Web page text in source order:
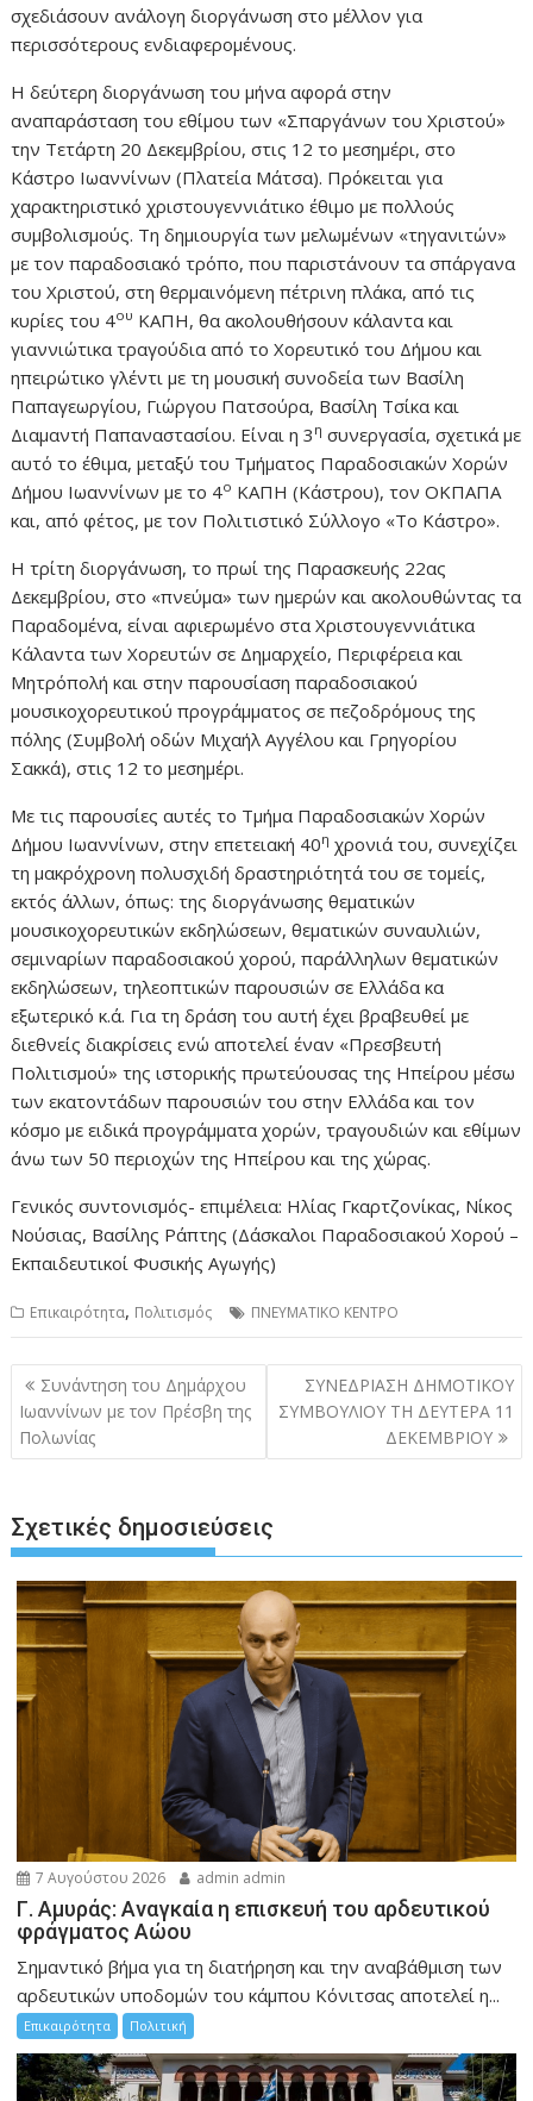
σχεδιάσουν ανάλογη διοργάνωση στο μέλλον για
περισσότερους ενδιαφερομένους.
Η δεύτερη διοργάνωση του μήνα αφορά στην
αναπαράσταση του εθίμου των «Σπαργάνων του Χριστού»
την Τετάρτη 20 Δεκεμβρίου, στις 12 το μεσημέρι, στο
Κάστρο Ιωαννίνων (Πλατεία Μάτσα). Πρόκειται για
χαρακτηριστικό χριστουγεννιάτικο έθιμο με πολλούς
συμβολισμούς. Τη δημιουργία των μελωμένων «τηγανιτών»
με τον παραδοσιακό τρόπο, που παριστάνουν τα σπάργανα
του Χριστού, στη θερμαινόμενη πέτρινη πλάκα, από τις
κυρίες του 4ου ΚΑΠΗ, θα ακολουθήσουν κάλαντα και
γιαννιώτικα τραγούδια από το Χορευτικό του Δήμου και
ηπειρώτικο γλέντι με τη μουσική συνοδεία των Βασίλη
Παπαγεωργίου, Γιώργου Πατσούρα, Βασίλη Τσίκα και
Διαμαντή Παπαναστασίου. Είναι η 3 η συνεργασία, σχετικά με
αυτό το έθιμα, μεταξύ του Τμήματος Παραδοσιακών Χορών
Δήμου Ιωαννίνων με το 4ο ΚΑΠΗ (Κάστρου), τον ΟΚΠΑΠΑ
και, από φέτος, με τον Πολιτιστικό Σύλλογο «Το Κάστρο».
Η τρίτη διοργάνωση, το πρωί της Παρασκευής 22ας
Δεκεμβρίου, στο «πνεύμα» των ημερών και ακολουθώντας τα
Παραδομένα, είναι αφιερωμένο στα Χριστουγεννιάτικα
Κάλαντα των Χορευτών σε Δημαρχείο, Περιφέρεια και
Μητρόπολή και στην παρουσίαση παραδοσιακού
μουσικοχορευτικού προγράμματος σε πεζοδρόμους της
πόλης (Συμβολή οδών Μιχαήλ Αγγέλου και Γρηγορίου
Σακκά), στις 12 το μεσημέρι.
Με τις παρουσίες αυτές το Τμήμα Παραδοσιακών Χορών
Δήμου Ιωαννίνων, στην επετειακή 40η χρονιά του, συνεχίζει
τη μακρόχρονη πολυσχιδή δραστηριότητά του σε τομείς,
εκτός άλλων, όπως: της διοργάνωσης θεματικών
μουσικοχορευτικών εκδηλώσεων, θεματικών συναυλιών,
σεμιναρίων παραδοσιακού χορού, παράλληλων θεματικών
εκδηλώσεων, τηλεοπτικών παρουσιών σε Ελλάδα κα
εξωτερικό κ.ά. Για τη δράση του αυτή έχει βραβευθεί με
διεθνείς διακρίσεις ενώ αποτελεί έναν «Πρεσβευτή
Πολιτισμού» της ιστορικής πρωτεύουσας της Ηπείρου μέσω
των εκατοντάδων παρουσιών του στην Ελλάδα και τον
κόσμο με ειδικά προγράμματα χορών, τραγουδιών και εθίμων
άνω των 50 περιοχών της Ηπείρου και της χώρας.
Γενικός συντονισμός- επιμέλεια: Ηλίας Γκαρτζονίκας, Νίκος
Νούσιας, Βασίλης Ράπτης (Δάσκαλοι Παραδοσιακού Χορού –
Εκπαιδευτικοί Φυσικής Αγωγής)
Επικαιρότητα, Πολιτισμός ΠΝΕΥΜΑΤΙΚΟ ΚΕΝΤΡΟ
Πλοήγηση
άρθρων
Συνάντηση του Δημάρχου
Ιωαννίνων με τον Πρέσβη της
Πολωνίας
ΣΥΝΕΔΡΙΑΣΗ ΔΗΜΟΤΙΚΟΥ
ΣΥΜΒΟΥΛΙΟΥ ΤΗ ΔΕΥΤΕΡΑ 11
ΔΕΚΕΜΒΡΙΟΥ
Σχετικές δημοσιεύσεις
7 Αυγούστου 2026 admin admin
Γ. Αμυράς: Αναγκαία η επισκευή του αρδευτικού
φράγματος Αώου
Σημαντικό βήμα για τη διατήρηση και την αναβάθμιση των
αρδευτικών υποδομών του κάμπου Κόνιτσας αποτελεί η...
Επικαιρότητα Πολιτική